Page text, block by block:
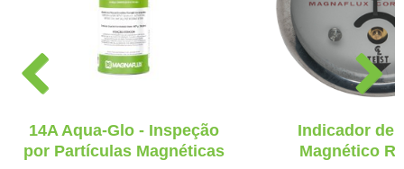
14A Aqua-Glo - Inspeção
por Partículas Magnéticas
Indicador de
Magnético
i
o
N
e
x